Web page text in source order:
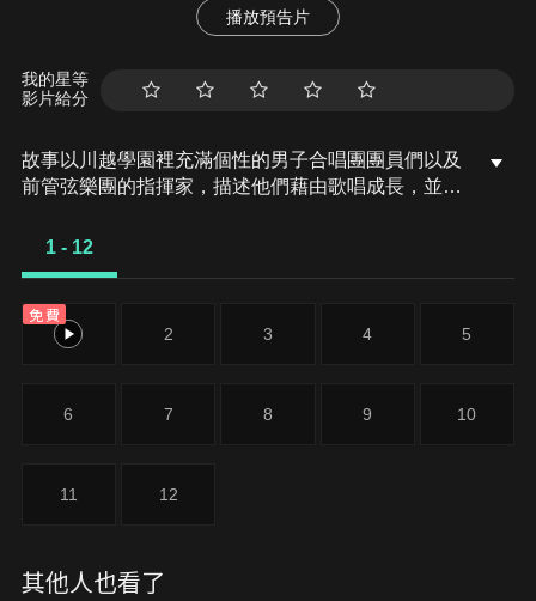
播放預告片
我的星等
影片給分
故事以川越學園裡充滿個性的男子合唱團團員們以及
前管弦樂團的指揮家，描述他們藉由歌唱成長，並且
校園故事。
1 - 12
免費
1 2 3 4 5
6 7 8 9 10
11 12
其他人也看了